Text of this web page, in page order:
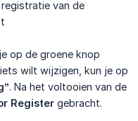
van de
op de groene knop
wilt wijzigen, kun je op
. Na het voltooien van de
Register gebracht.